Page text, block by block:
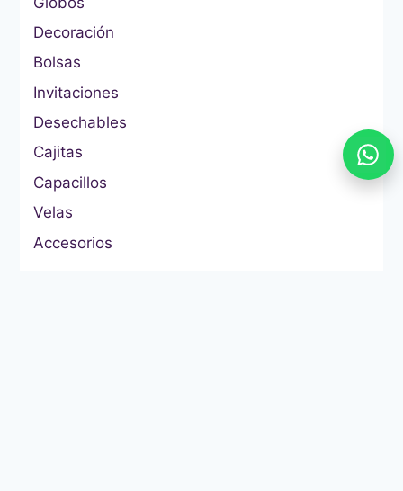
Decoración
Bolsas
Invitaciones
Desechables
Cajitas
Capacillos
Velas
Accesorios